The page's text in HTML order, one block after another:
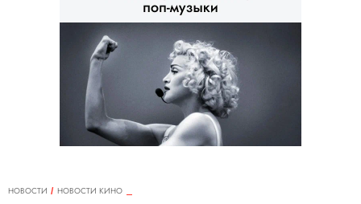
НОВОСТИ
НОВОСТИ КИНО